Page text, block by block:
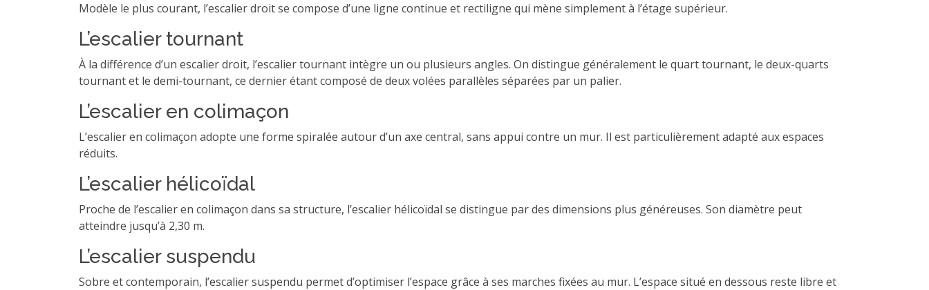
Modèle le plus courant, l’escalier droit se compose d’une ligne continue et rectiligne qui mène simplement à l’étage supérieur.
L’escalier tournant
À la différence d’un escalier droit, l’escalier tournant intègre un ou plusieurs angles. On distingue généralement le quart tournant, le deux-quarts
tournant et le demi-tournant, ce dernier étant composé de deux volées parallèles séparées par un palier.
L’escalier en colimaçon
L’escalier en colimaçon adopte une forme spiralée autour d’un axe central, sans appui contre un mur. Il est particulièrement adapté aux espaces
réduits.
L’escalier hélicoïdal
Proche de l’escalier en colimaçon dans sa structure, l’escalier hélicoïdal se distingue par des dimensions plus généreuses. Son diamètre peut
atteindre jusqu’à 2,30 m.
L’escalier suspendu
Sobre et contemporain, l’escalier suspendu permet d’optimiser l’espace grâce à ses marches fixées au mur. L’espace situé en dessous reste libre et